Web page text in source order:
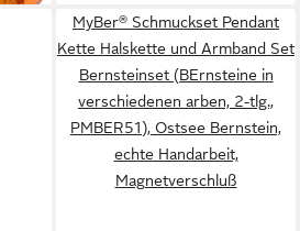
MyBer® Schmuckset Pendant
Kette Halskette und Armband Set
Bernsteinset (BErnsteine in
verschiedenen arben, 2-tlg.,
PMBER51), Ostsee Bernstein,
echte Handarbeit,
Magnetverschluß